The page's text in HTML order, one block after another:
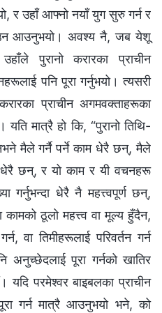
र उहाँ आफ्‍नो नयाँ युग सुरु गर्न र
आउनुभयो। अवश्य नै, जब येशू
पुरानो करारका प्राचीन
पनि पूरा गर्नुभयो। त्यसरी
प्राचीन अगमवक्ताहरूका
यति मात्रै हो कि, “पुरानो तिथि-
मैले गर्नै पर्ने काम धेरै छन्, मैले
छन्, र यो काम र यी वचनहरू
गर्नुभन्दा धेरै नै महत्त्वपूर्ण छन्,
कामको ठूलो महत्त्व वा मूल्य हुँदैन,
वा तिमीहरूलाई परिवर्तन गर्न
पूरा गर्नको खातिर
यदि परमेश्‍वर बाइबलका प्राचीन
गर्न मात्रै आउनुभयो भने, को